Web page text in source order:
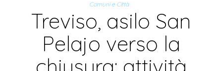
Comuni e Città
Treviso, asilo San
Pelajo verso la